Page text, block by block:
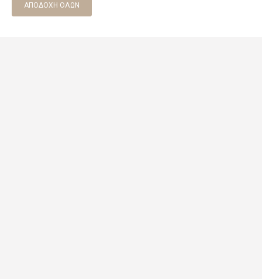
ΑΠΟΔΟΧΉ ΌΛΩΝ